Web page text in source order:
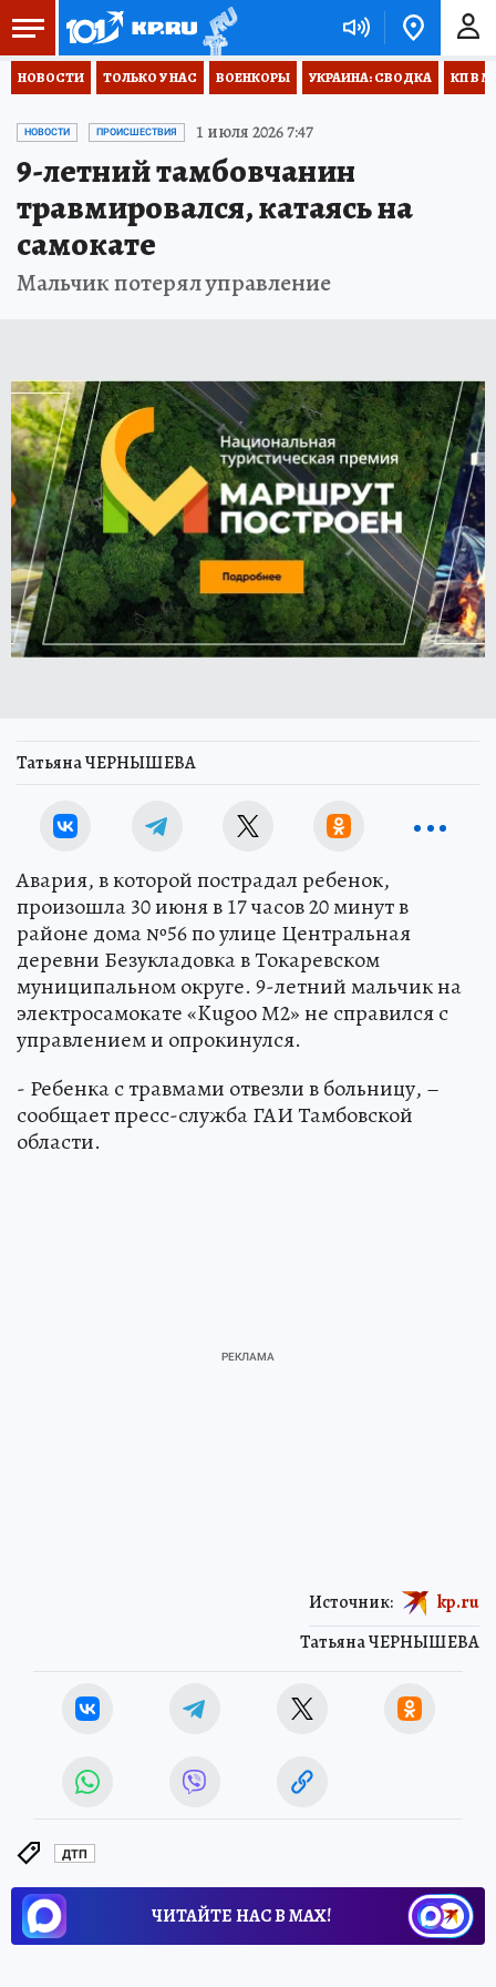
НОВОСТИ ТОЛЬКО У НАС ВОЕНКОРЫ УКРАИНА: СВОДКА КП В
НОВОСТИ ПРОИСШЕСТВИЯ 1 июля 2026 7:47
9-летний тамбовчанин
травмировался, катаясь на
самокате
Мальчик потерял управление
Татьяна ЧЕРНЫШЕВА
Авария, в которой пострадал ребенок,
произошла 30 июня в 17 часов 20 минут в
районе дома №56 по улице Центральная
деревни Безукладовка в Токаревском
муниципальном округе. 9-летний мальчик на
электросамокате «Kugoo М2» не справился с
управлением и опрокинулся.
- Ребенка с травмами отвезли в больницу, –
сообщает пресс-служба ГАИ Тамбовской
области.
Татьяна ЧЕРНЫШЕВА
Источник: kp.ru
ДТП
ЧИТАЙТЕ НАС В МАХ!